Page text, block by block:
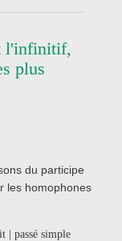
l'infinitif,
plus
du participe
les homophones
| passé simple